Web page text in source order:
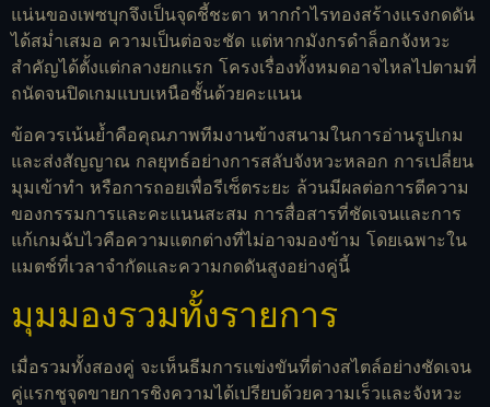
แน่นของเพซบุกจึงเป็นจุดชี้ชะตา หากกำไรทองสร้างแรงกดดัน
ได้สม่ำเสมอ ความเป็นต่อจะชัด แต่หากมังกรดำล็อกจังหวะ
สำคัญได้ตั้งแต่กลางยกแรก โครงเรื่องทั้งหมดอาจไหลไปตามที่
ถนัดจนปิดเกมแบบเหนือชั้นด้วยคะแนน
ข้อควรเน้นย้ำคือคุณภาพทีมงานข้างสนามในการอ่านรูปเกม
และส่งสัญญาณ กลยุทธ์อย่างการสลับจังหวะหลอก การเปลี่ยน
มุมเข้าทำ หรือการถอยเพื่อรีเซ็ตระยะ ล้วนมีผลต่อการตีความ
ของกรรมการและคะแนนสะสม การสื่อสารที่ชัดเจนและการ
แก้เกมฉับไวคือความแตกต่างที่ไม่อาจมองข้าม โดยเฉพาะใน
แมตช์ที่เวลาจำกัดและความกดดันสูงอย่างคู่นี้
มุมมองรวมทั้งรายการ
เมื่อรวมทั้งสองคู่ จะเห็นธีมการแข่งขันที่ต่างสไตล์อย่างชัดเจน
คู่แรกชูจุดขายการชิงความได้เปรียบด้วยความเร็วและจังหวะ